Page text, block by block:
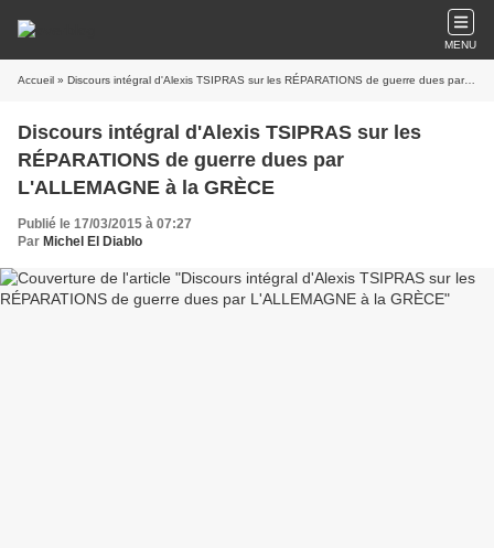
MENU
Accueil » Discours intégral d'Alexis TSIPRAS sur les RÉPARATIONS de guerre dues par L'ALLEMAGNE à la GRÈCE
Discours intégral d'Alexis TSIPRAS sur les
RÉPARATIONS de guerre dues par
L'ALLEMAGNE à la GRÈCE
Publié le 17/03/2015 à 07:27
Par Michel El Diablo